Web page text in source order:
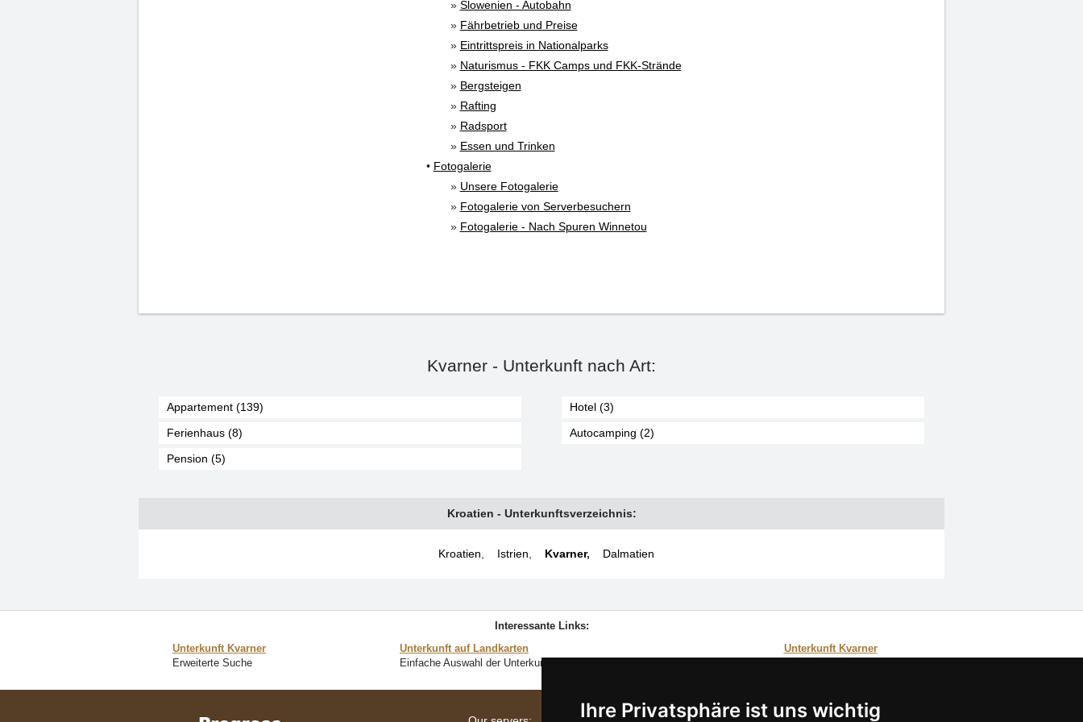
Ihre Privatsphäre ist uns wichtig
» Slowenien - Autobahn
» Fährbetrieb und Preise
» Eintrittspreis in Nationalparks
» Naturismus - FKK Camps und FKK-Strände
» Bergsteigen
» Rafting
» Radsport
» Essen und Trinken
• Fotogalerie
» Unsere Fotogalerie
» Fotogalerie von Serverbesuchern
» Fotogalerie - Nach Spuren Winnetou
Kvarner - Unterkunft nach Art:
Appartement (139)
Ferienhaus (8)
Pension (5)
Hotel (3)
Autocamping (2)
Kroatien - Unterkunftsverzeichnis:
Kroatien Istrien Kvarner, Dalmatien
Interessante Links:
Unterkunft Kvarner
Erweiterte Suche
Unterkunft auf Landkarten
Einfache Auswahl der Unterkunft direkt auf der Landkarte
Unterkunft Kvarner